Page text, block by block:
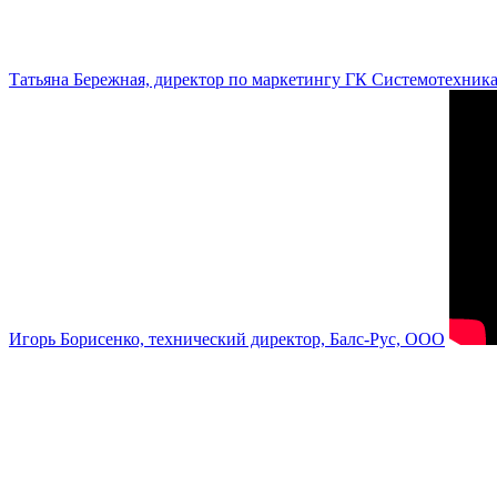
Татьяна Бережная, директор по маркетингу ГК Системотехника
Игорь Борисенко, технический директор, Балс-Рус, ООО